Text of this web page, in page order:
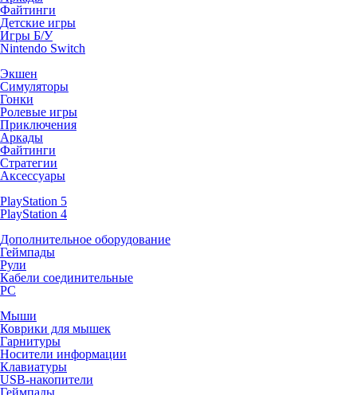
Файтинги
Детские игры
Игры Б/У
Nintendo Switch
Экшен
Симуляторы
Гонки
Ролевые игры
Приключения
Аркады
Файтинги
Стратегии
Аксессуары
PlayStation 5
PlayStation 4
Дополнительное оборудование
Геймпады
Рули
Кабели соединительные
PC
Мыши
Коврики для мышек
Гарнитуры
Носители информации
Клавиатуры
USB-накопители
Геймпады